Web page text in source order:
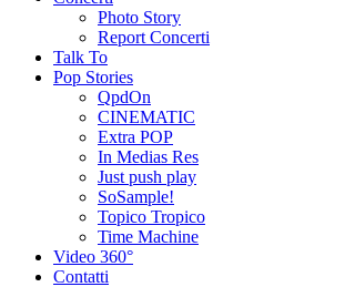
Photo Story
Report Concerti
Talk To
Pop Stories
QpdOn
CINEMATIC
Extra POP
In Medias Res
Just push play
SoSample!
Topico Tropico
Time Machine
Video 360°
Contatti